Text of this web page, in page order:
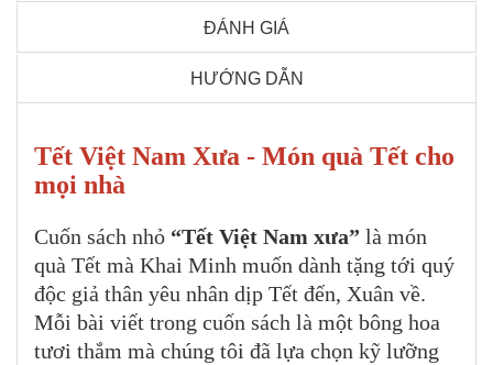
ĐÁNH GIÁ
HƯỚNG DẪN
Tết Việt Nam Xưa - Món quà Tết cho
mọi nhà
Cuốn sách nhỏ “Tết Việt Nam xưa” là món
quà Tết mà Khai Minh muốn dành tặng tới quý
độc giả thân yêu nhân dịp Tết đến, Xuân về.
Mỗi bài viết trong cuốn sách là một bông hoa
tươi thắm mà chúng tôi đã lựa chọn kỹ lưỡng